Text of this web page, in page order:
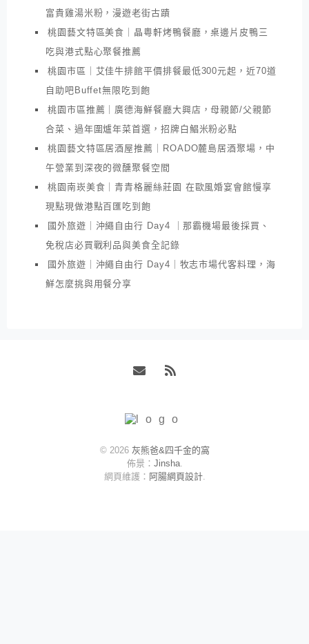
富貴雞湯米粉，漫遊老街古蹟
桃園藝文特區美食｜晶粵軒烤鴨餐廳，桌邊片皮鴨三
吃與港式點心聚餐推薦
桃園市區｜艾佳牛排館平價排餐最低300元起，近70道
自助吧Buffet無限吃到飽
桃園市區推薦｜廣德海鮮餐廳大興店，母親節/父親節
合菜、過年圍爐年菜首選，招牌白鯧米粉必點
桃園藝文特區居酒屋推薦｜ROADO麓島居酒聚場，中
午營業到深夜的微醺聚餐空間
桃園南崁美食｜青青格麗絲莊園 在歐風婚宴會館慢享
現點現做港點百匯吃到飽
國外旅遊｜沖繩自由行 Day4 ｜那霸機場最後採買、
免稅店必買戰利品與美食全記錄
國外旅遊｜沖繩自由行 Day4｜牧志市場代客料理，海
鮮怎麼挑與用餐分享
© 2026 灰熊爸&四千金的窩
佈景： Jinsha.
網頁維護： 阿腸網頁設計.